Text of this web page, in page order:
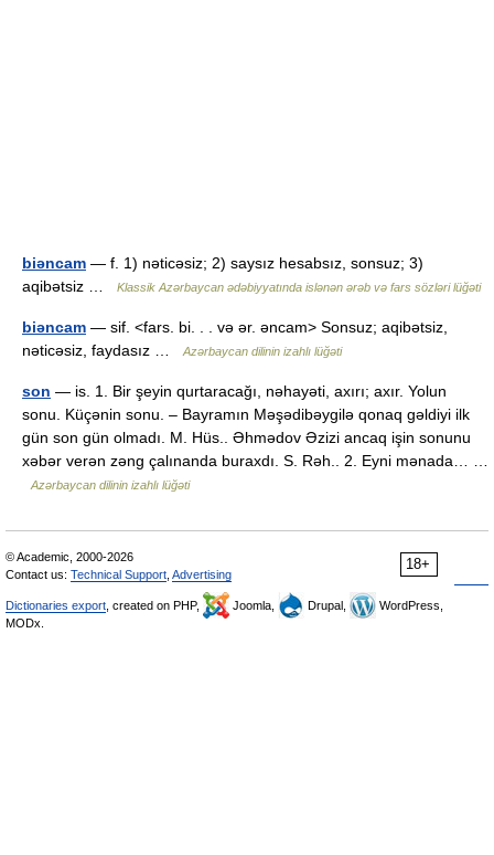
biəncam — f. 1) nəticəsiz; 2) saysız hesabsız, sonsuz; 3)
aqibətsiz …
Klassik Azərbaycan ədəbiyyatında islənən ərəb və fars sözləri lüğəti
biəncam — sif. <fars. bi. . . və ər. əncam> Sonsuz; aqibətsiz,
nəticəsiz, faydasız …
Azərbaycan dilinin izahlı lüğəti
son — is. 1. Bir şeyin qurtaracağı, nəhayəti, axırı; axır. Yolun
sonu. Küçənin sonu. – Bayramın Məşədibəygilə qonaq gəldiyi ilk
gün son gün olmadı. M. Hüs.. Əhmədov Əzizi ancaq işin sonunu
xəbər verən zəng çalınanda buraxdı. S. Rəh.. 2. Eyni mənada… …
Azərbaycan dilinin izahlı lüğəti
18+
© Academic, 2000-2026
Contact us: Technical Support Advertising
Dictionaries export , created on PHP, Joomla, Drupal,
WordPress,
MODx.